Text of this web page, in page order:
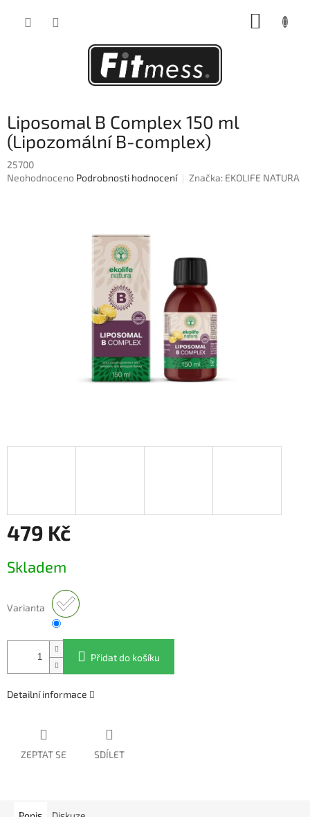
Liposomal B Complex 150 ml
(Lipozomální B-complex)
25700
Průměrné
Neohodnoceno Podrobnosti hodnocení Značka: EKOLIFE NATURA
479 Kč
cena:
Skladem
Varianta
Přidat do košíku
Detailní informace
ZEPTAT SE SDÍLET